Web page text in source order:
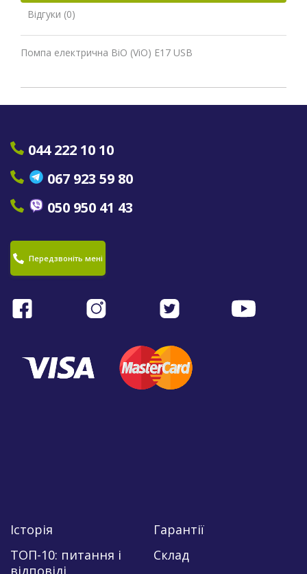
Відгуки (0)
Помпа електрична ВіО (ViO) E17 USB
Історія
ТОП-10: питання і
відповіді
Гарантії
Склад
044 222 10 10
067 923 59 80
050 950 41 43
Передзвоніть мені